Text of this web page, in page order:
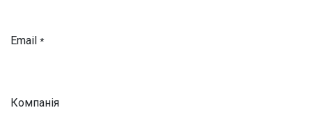
Email *
Компанія